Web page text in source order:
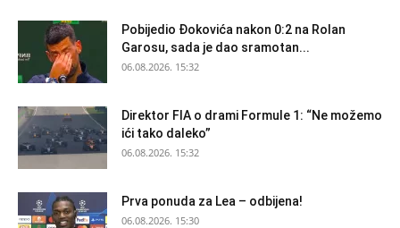
Pobijedio Đokovića nakon 0:2 na Rolan
Garosu, sada je dao sramotan...
06.08.2026. 15:32
Direktor FIA o drami Formule 1: “Ne možemo
ići tako daleko”
06.08.2026. 15:32
Prva ponuda za Lea – odbijena!
06.08.2026. 15:30